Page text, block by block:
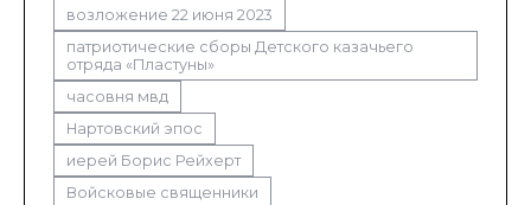
возложение 22 июня 2023
патриотические сборы Детского казачьего
отряда «Пластуны»
часовня мвд
Нартовский эпос
иерей Борис Рейхерт
Войсковые священники